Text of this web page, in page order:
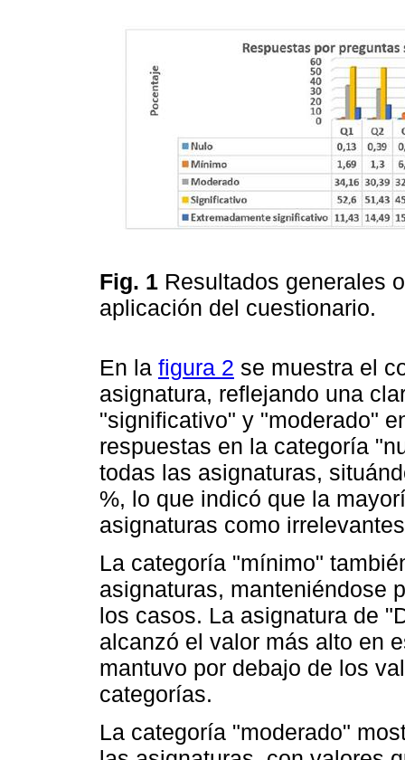
Fig. 1 Resultados generales
aplicación del cuestionario.
En la figura 2 se muestra el
asignatura, reflejando una
"significativo" y "moderado"
respuestas en la categoría
todas las asignaturas,
%, lo que indicó que la
asignaturas como
La categoría "mínimo"
asignaturas, manteniéndose
los casos. La asignatura de
alcanzó el valor más alto en
mantuvo por debajo de los
categorías.
La categoría "moderado"